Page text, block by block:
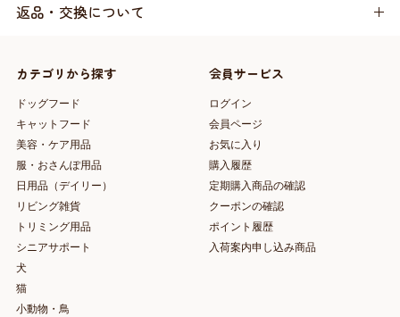
返品・交換について
カテゴリから探す
ドッグフード
キャットフード
美容・ケア用品
服・おさんぽ用品
日用品（デイリー）
リビング雑貨
トリミング用品
シニアサポート
犬
猫
小動物・鳥
会員サービス
ログイン
会員ページ
お気に入り
購入履歴
定期購入商品の確認
クーポンの確認
ポイント履歴
入荷案内申し込み商品